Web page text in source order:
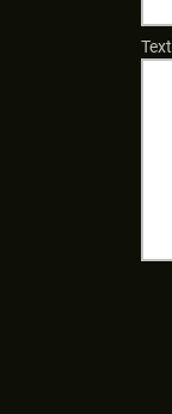
Text